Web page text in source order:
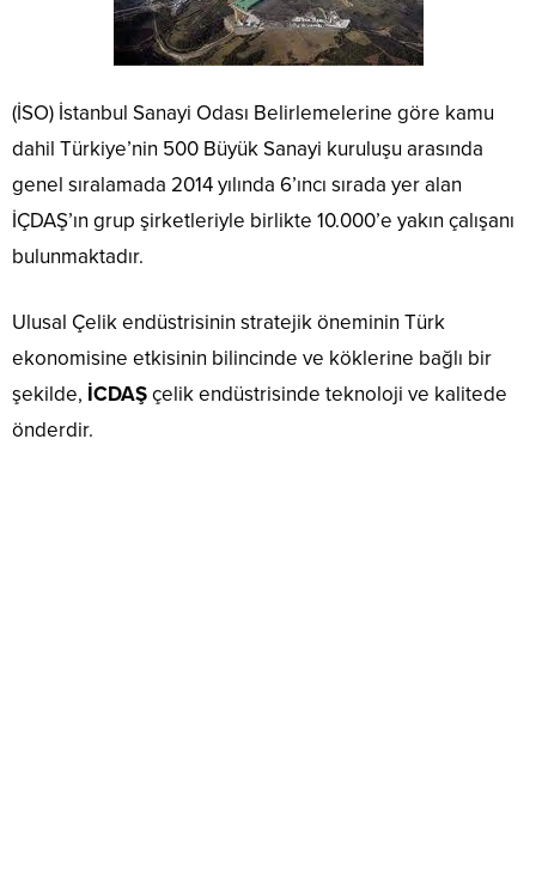
(İSO) İstanbul Sanayi Odası Belirlemelerine göre kamu
dahil Türkiye’nin 500 Büyük Sanayi kuruluşu arasında
genel sıralamada 2014 yılında 6’ıncı sırada yer alan
İÇDAŞ’ın grup şirketleriyle birlikte 10.000’e yakın çalışanı
bulunmaktadır.
Ulusal Çelik endüstrisinin stratejik öneminin Türk
ekonomisine etkisinin bilincinde ve köklerine bağlı bir
şekilde, İCDAŞçelik endüstrisinde teknoloji ve kalitede
önderdir.